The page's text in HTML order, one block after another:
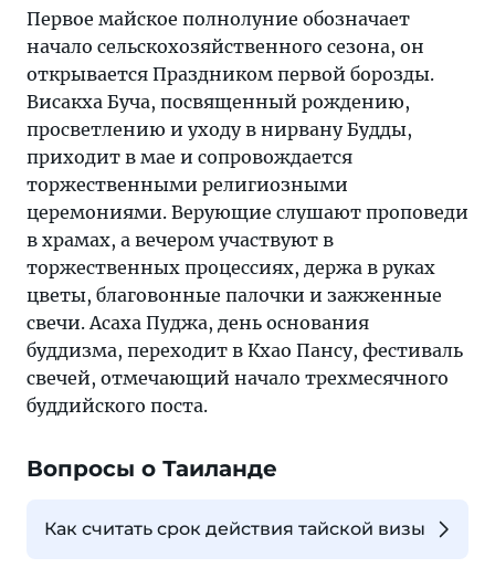
Первое майское полнолуние обозначает
начало сельскохозяйственного сезона, он
открывается Праздником первой борозды.
Висакха Буча, посвященный рождению,
просветлению и уходу в нирвану Будды,
приходит в мае и сопровождается
торжественными религиозными
церемониями. Верующие слушают проповеди
в храмах, а вечером участвуют в
торжественных процессиях, держа в руках
цветы, благовонные палочки и зажженные
свечи. Асаха Пуджа, день основания
буддизма, переходит в Кхао Пансу, фестиваль
свечей, отмечающий начало трехмесячного
буддийского поста.
Вопросы о Таиланде
Как считать срок действия тайской визы